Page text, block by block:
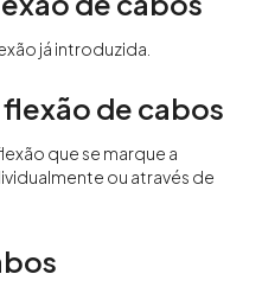
já introduzida.
de cabos
que se marque a
ou através de